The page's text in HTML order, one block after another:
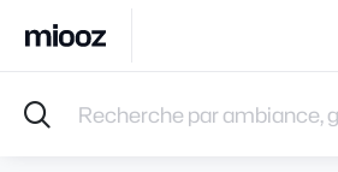
Accueil
Musiques